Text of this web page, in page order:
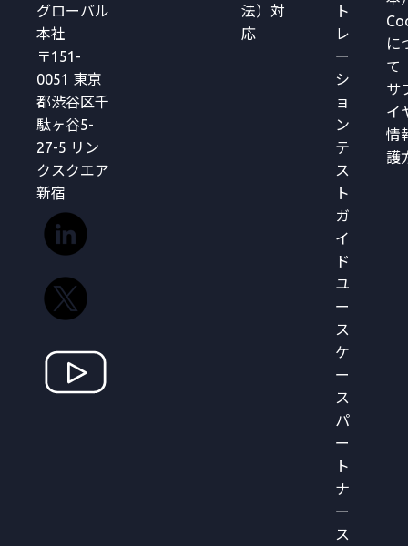
グローバル
本社
〒151-
0051 東京
都渋谷区千
駄ヶ谷5-
27-5 リン
クスクエア
新宿
法）対
応
ト
レ
ー
シ
ョ
ン
テ
ス
ト
ガ
イ
ド
ユ
ー
ス
ケ
ー
ス
パ
ー
ト
ナ
ー
ス
に
て
サ
イ
情
護